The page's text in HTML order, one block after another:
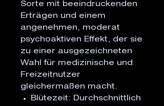
Sorte mit beeindruckenden
Erträgen und einem
angenehmen, moderat
psychoaktiven Effekt, der sie
zu einer ausgezeichneten
Wahl für medizinische und
Freizeitnutzer
gleichermaßen macht.
Blütezeit: Durchschnittlich